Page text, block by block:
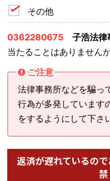
その他
0362280675 子浩法律
当たることはありません
ご注意
法律事務所などを騙っ
行為が多発しています
をするようにして下さ
返済が遅れているの
禁